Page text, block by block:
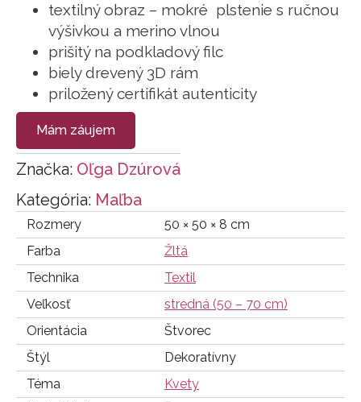
textilný obraz – mokré plstenie s ručnou
výšivkou a merino vlnou
prišitý na podkladový filc
biely drevený 3D rám
priložený certifikát autenticity
Mám záujem
Kategória: Maľba
Značka: Oľga Dzúrová
Rozmery
50 × 50 × 8 cm
Farba
Žltá
Technika
Textil
Veľkosť
stredná (50 – 70 cm)
Orientácia
Štvorec
Štýl
Dekoratívny
Téma
Kvety